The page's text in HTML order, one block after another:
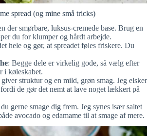
spread (og mine små tricks)
der smørbare, luksus-cremede base. Brug en
du for klumper og hårdt arbejde.
hele og gør, at spreadet føles friskere. Du
: Begge dele er virkelig gode, så vælg efter
i køleskabet.
struktur og en mild, grøn smag. Jeg elsker
de gør det nemt at lave noget lækkert på
gerne smage dig frem. Jeg synes især saltet
avocado og edamame til at smage af mere.